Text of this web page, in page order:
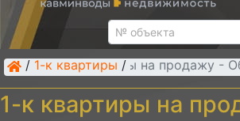
/ 1-к квартиры /
1-к квартиры на